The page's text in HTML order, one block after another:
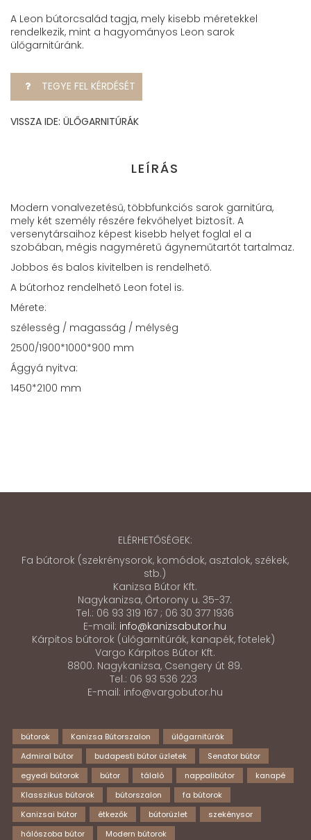
A Leon bútorcsalád tagja, mely kisebb méretekkel
rendelkezik, mint a hagyományos Leon sarok
ülőgarnitúránk.
TEGYE FEL KÉRDÉSÉT
VISSZA IDE: ÜLŐGARNITÚRÁK
LEÍRÁS
Modern vonalvezetésű, többfunkciós sarok garnitúra,
mely két személy részére fekvőhelyet biztosít. A
versenytársaihoz képest kisebb helyet foglal el a
szobában, mégis nagyméretű ágyneműtartót tartalmaz.
Jobbos és balos kivitelben is rendelhető.
A bútorhoz rendelhető Leon fotel is.
Mérete:
szélesség / magasság / mélység
2500/1900*1000*900 mm
Ággyá nyitva:
1450*2100 mm
ELÉRHETŐSÉGEK:
Fa bútorok (szekrénysorok, komódok, asztalok, székek,
stb.)
Kanizsa Bútor Kft.
Nagykanizsa, Őrtorony u. 35-37.
Tel.: 06 93 319 167 ; 06 30 377 1936
E-mail: info@kanizsabutor.hu
Kárpitos bútorok (ülőgarnitúrák, kanapék, fotelek)
Vargo Kárpitos Bútor Kft.
8800. Nagykanizsa, Csengery út 89.
Tel.: 06 93 536 223
E-mail: info@vargobutor.hu
bútorok Kanizsa Bútorszalon
ülőgarnitúrák
Admiral bútor
budapesti bútor üzletek
Senator bútor
egyedi bútorok
bútor tálaló nappalibútor
kanapé
Klasszikus bútorok
bútorszalon
fa bútorok
Kanizsai bútor
étkezők bútorüzlet
szekénysor
hálószoba bútor
Modern bútorok